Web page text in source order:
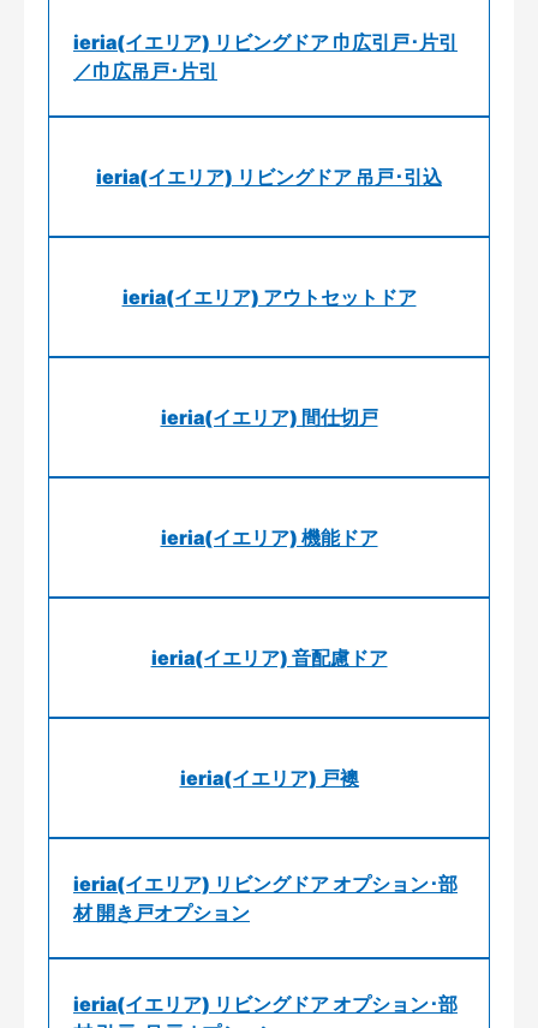
ieria(イエリア) リビングドア 巾広引戸･片引
／巾広吊戸･片引
ieria(イエリア) リビングドア 吊戸･引込
ieria(イエリア) アウトセットドア
ieria(イエリア) 間仕切戸
ieria(イエリア) 機能ドア
ieria(イエリア) 音配慮ドア
ieria(イエリア) 戸襖
ieria(イエリア) リビングドア オプション･部
材 開き戸オプション
ieria(イエリア) リビングドア オプション･部